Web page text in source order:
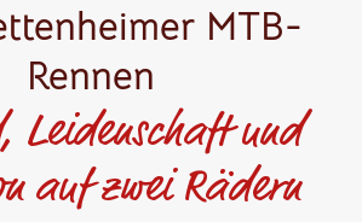
MTB-
Rennen
Leidenschaft und
auf zwei Rädern